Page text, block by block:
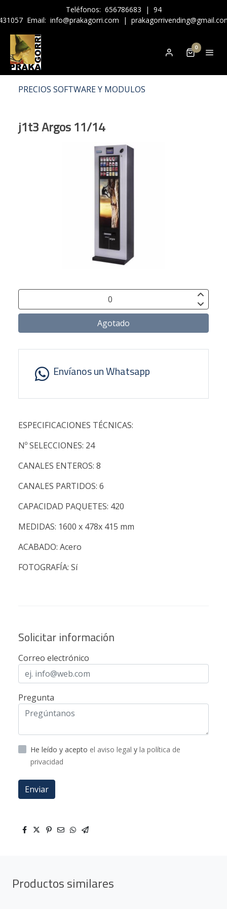
Teléfonos: 656786683 | 94
Email: info@prakagorri.com |
0
PRECIOS SOFTWARE Y MODULOS
j1t3 Argos 11/14
Agotado
Envíanos un Whatsapp
ESPECIFICACIONES TÉCNICAS:
Nº SELECCIONES: 24
CANALES ENTEROS: 8
CANALES PARTIDOS: 6
CAPACIDAD PAQUETES: 420
MEDIDAS: 1600 x 478x 415 mm
ACABADO: Acero
FOTOGRAFÍA: Sí
Solicitar información
Correo electrónico
Pregunta
He leído y acepto el aviso legal y la política de
privacidad
Enviar
Productos similares